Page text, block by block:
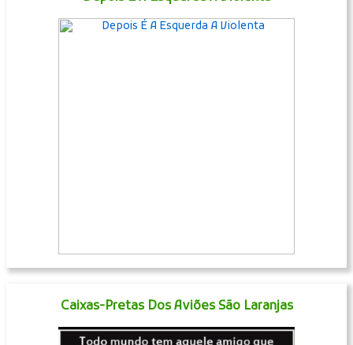
Caixas-Pretas Dos Aviões São Laranjas